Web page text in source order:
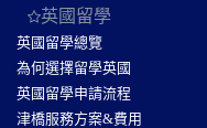
英國留學
英國留學總覽
為何選擇留學英國
英國留學申請流程
津橋服務方案&費用